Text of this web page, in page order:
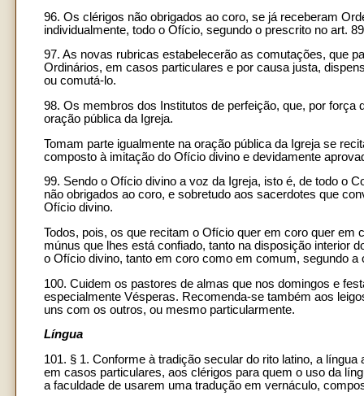
96. Os clérigos não obrigados ao coro, se já receberam
individualmente, todo o Ofício, segundo o prescrito no art.
97. As novas rubricas estabelecerão as comutações, que
Ordinários, em casos particulares e por causa justa,
ou comutá-lo.
98. Os membros dos Institutos de perfeição, que, por
oração pública da Igreja.
Tomam parte igualmente na oração pública da Igreja se
composto à imitação do Ofício divino e devidamente
99. Sendo o Ofício divino a voz da Igreja, isto é, de todo o
não obrigados ao coro, e sobretudo aos sacerdotes que
Ofício divino.
Todos, pois, os que recitam o Ofício quer em coro quer
múnus que lhes está confiado, tanto na disposição interior
o Ofício divino, tanto em coro como em comum, segundo a
100. Cuidem os pastores de almas que nos domingos e
especialmente Vésperas. Recomenda-se também aos
uns com os outros, ou mesmo particularmente.
Língua
101. § 1. Conforme à tradição secular do rito latino, a
em casos particulares, aos clérigos para quem o uso da
a faculdade de usarem uma tradução em vernáculo,